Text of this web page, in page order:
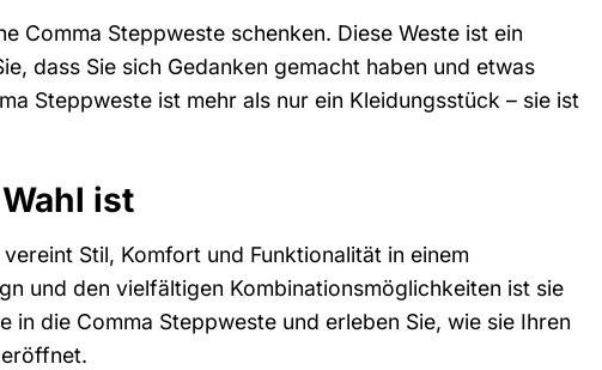
Comma Steppweste schenken. Diese Weste ist ein
dass Sie sich Gedanken gemacht haben und etwas
Steppweste ist mehr als nur ein Kleidungsstück – sie ist
ist
Stil, Komfort und Funktionalität in einem
und den vielfältigen Kombinationsmöglichkeiten ist sie
die Comma Steppweste und erleben Sie, wie sie Ihren